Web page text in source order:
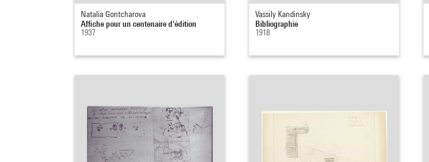
Natalia Gontcharova
Affiche pour un centenaire d'édition
1937
Vassily Kandinsky
Bibliographie
1918